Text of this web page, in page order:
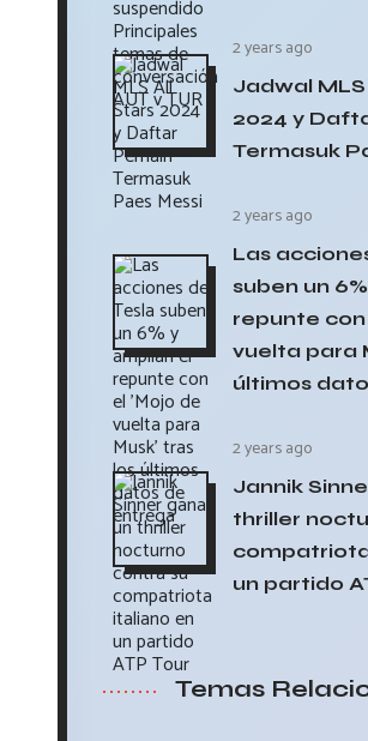
2 years ago
Jadwal
2024 y
Termasuk
2 years ago
Las
suben un
repunte
vuelta para
últimos
2 years ago
Jannik
thriller
un partido
Temas